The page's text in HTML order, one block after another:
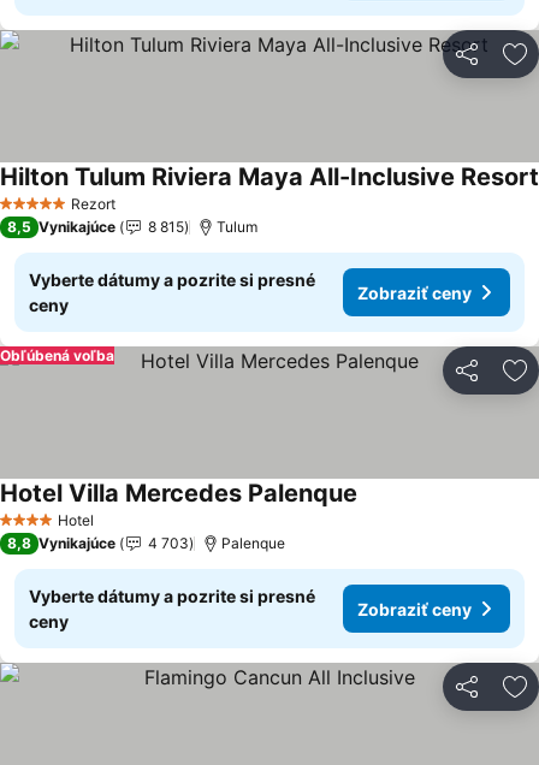
Zdieľať
5 Počet hviezdičiek
Rezort
Hilton Tulum Riviera Maya All-Inclusive Resort
8,5 Vynikajúce 8 815 Tulum
Vyberte dátumy a pozrite si presné
ceny
Zobraziť ceny
Zdieľať
Obľúbená voľba
4 Počet hviezdičiek
Hotel
Hotel Villa Mercedes Palenque
8,8 Vynikajúce 4 703 Palenque
Vyberte dátumy a pozrite si presné
ceny
Zobraziť ceny
Zdieľať